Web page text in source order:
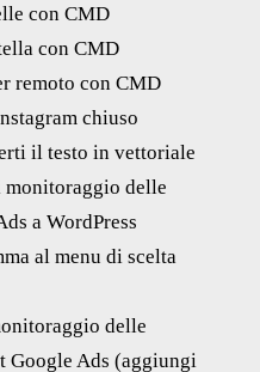
con CMD
con CMD
remoto con CMD
chiuso
il testo in vettoriale
delle
a WordPress
al menu di scelta
delle
Google Ads (aggiungi